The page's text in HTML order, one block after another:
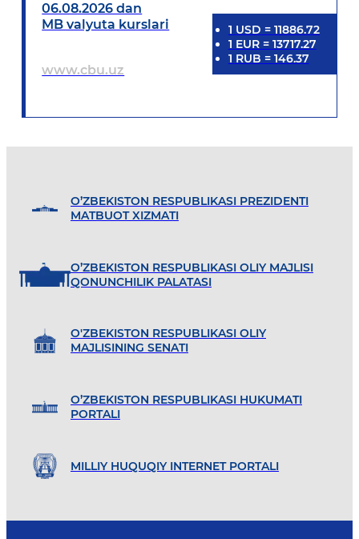
06.08.2026 dan
MB valyuta kurslari
www.cbu.uz
1 USD = 11886.72
1 EUR= 13717.27
1 RUB = 146.37
O’ZBEKISTON RESPUBLIKASI PREZIDENTI
MATBUOT XIZMATI
O’ZBEKISTON RESPUBLIKASI OLIY MAJLISI
QONUNCHILIK PALATASI
O'ZBEKISTON RESPUBLIKASI OLIY
MAJLISINING SENATI
O’ZBEKISTON RESPUBLIKASI HUKUMATI
PORTALI
MILLIY HUQUQIY INTERNET PORTALI